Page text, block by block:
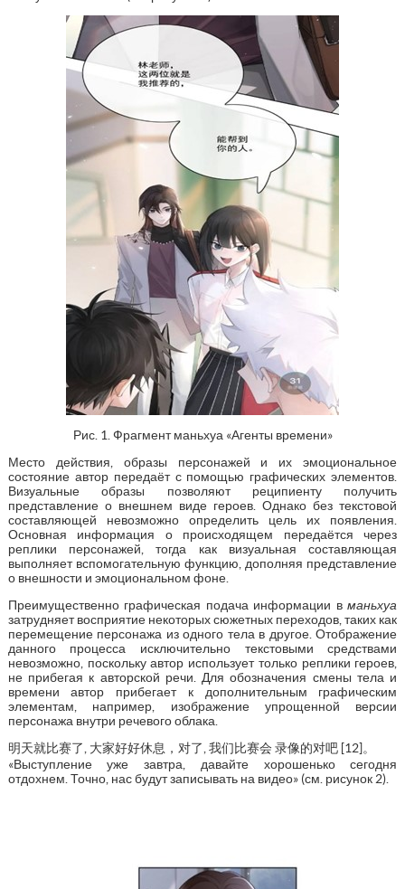
Рис. 1. Фрагмент маньхуа «Агенты времени»
Место действия, образы персонажей и их эмоциональное
состояние автор передаёт с помощью графических элементов.
Визуальные образы позволяют реципиенту получить
представление о внешнем виде героев. Однако без текстовой
составляющей невозможно определить цель их появления.
Основная информация о происходящем передаётся через
реплики персонажей, тогда как визуальная составляющая
выполняет вспомогательную функцию, дополняя представление
о внешности и эмоциональном фоне.
Преимущественно графическая подача информации вманьхуа
затрудняет восприятие некоторых сюжетных переходов, таких как
перемещение персонажа из одного тела в другое. Отображение
данного процесса исключительно текстовыми средствами
невозможно, поскольку автор использует только реплики героев,
не прибегая к авторской речи. Для обозначения смены тела и
времени автор прибегает к дополнительным графическим
элементам, например, изображение упрощенной версии
персонажа внутри речевого облака.
明天就比赛了, 大家好好休息，对了, 我们比赛会 录像的对吧 [12]。
«Выступление уже завтра, давайте хорошенько сегодня
отдохнем. Точно, нас будут записывать на видео» (см. рисунок 2).